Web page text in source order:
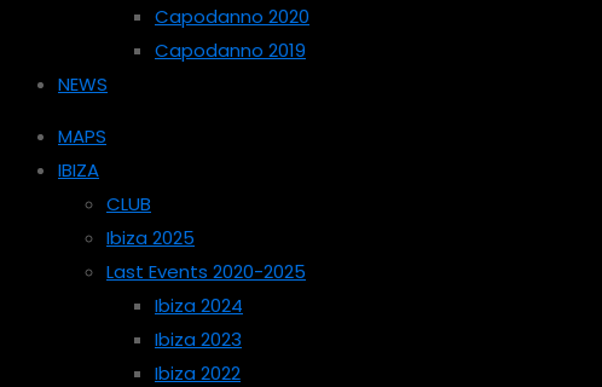
Capodanno 2020
Capodanno 2019
NEWS
MAPS
IBIZA
CLUB
Ibiza 2025
Last Events 2020-2025
Ibiza 2024
Ibiza 2023
Ibiza 2022